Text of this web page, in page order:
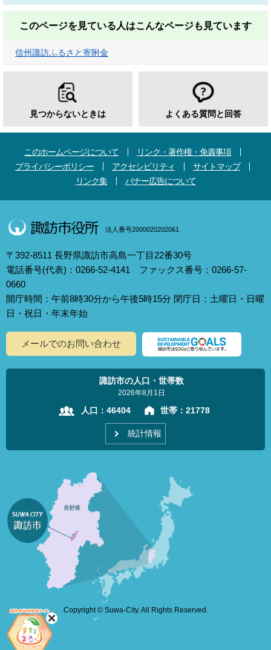
このページを見ている人はこんなページも見ています
信州諏訪ふるさと寄附金
見つからないときは よくある質問と回答
このホームページについて
リンク・著作権・免責事項
プライバシーポリシー
アクセシビリティ
サイトマップ
リンク集
バナー広告について
法人番号2000020202061
〒392-8511 長野県諏訪市高島一丁目22番30号
電話番号(代表)：0266-52-4141 ファックス番号：0266-57-
0660
開庁時間：午前8時30分から午後5時15分 閉庁日：土曜日・日曜
日・祝日・年末年始
メールでのお問い合わせ
諏訪市の人口・世帯数
2026年8月1日
人口： 46404 世帯： 21778
統計情報
Copyright © Suwa-City. All Rights Reserved.